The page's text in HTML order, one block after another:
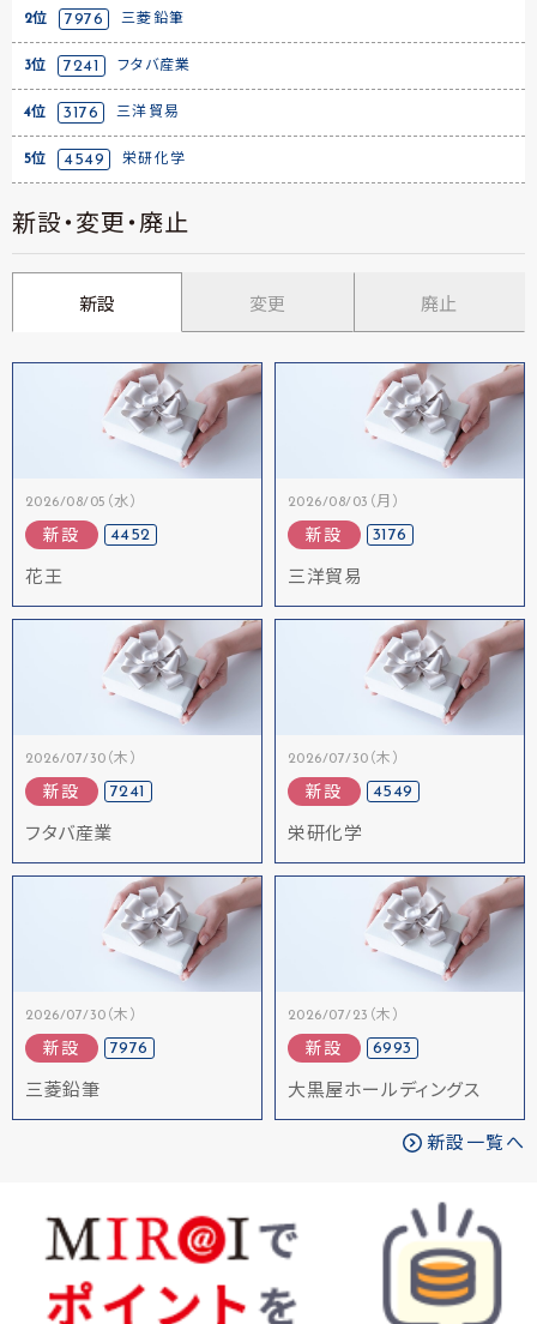
2位 7976 三菱鉛筆
3位 7241 フタバ産業
4位 3176 三洋貿易
5位 4549 栄研化学
新設・変更・廃止
新設 変更 廃止
2026/08/05（水）
新設 4452
花王
2026/08/03（月）
新設 3176
三洋貿易
2026/07/30（木）
新設 7241
フタバ産業
2026/07/30（木）
新設 4549
栄研化学
2026/07/30（木）
新設 7976
三菱鉛筆
2026/07/23（木）
新設 6993
大黒屋ホールディングス
新設一覧へ